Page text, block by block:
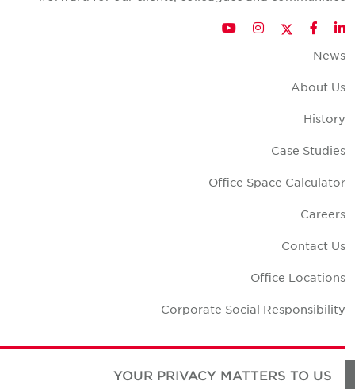
LinkedIn
Facebook
Twitter
Instagram
YouTube
News
About Us
History
Case Studies
Office Space Calculator
Careers
Contact Us
Office Locations
Corporate Social Responsibility
YOUR PRIVACY MATTERS TO US